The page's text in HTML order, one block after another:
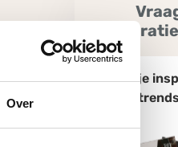
Over
Laat je